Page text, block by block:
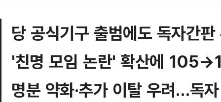
당 공식기구 출범에도 독자간
'친명 모임 논란' 확산에
명분 약화·추가 이탈 우려…독